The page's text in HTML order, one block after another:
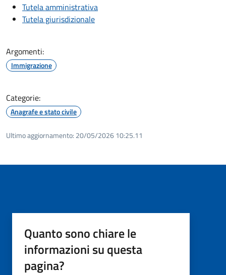
Tutela amministrativa
Tutela giurisdizionale
Argomenti:
Immigrazione
Categorie:
Anagrafe e stato civile
Ultimo aggiornamento: 20/05/2026 10:25.11
Quanto sono chiare le
informazioni su questa
pagina?